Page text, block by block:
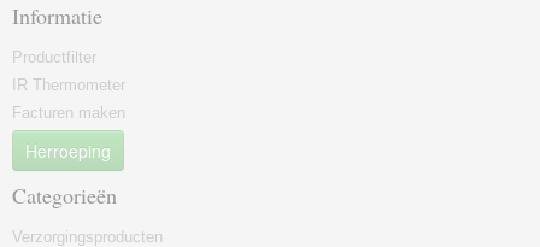
Informatie
Productfilter
IR Thermometer
Facturen maken
Herroeping
Categorieën
Verzorgingsproducten